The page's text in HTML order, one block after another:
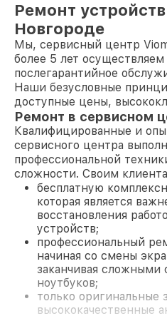
Ремонт
Новгороде
Мы, сервисный центр
более 5 лет
послегарантийное
Наши безусловные
доступные цены,
Ремонт в сервисном
Квалифицированные и
сервисного центра
профессиональной
сложности. Своим
бесплатную
которая является
восстановления
устройств;
профессиональный
начиная со смены
заканчивая
ноутбуков;
только оригинальные
высококачественные